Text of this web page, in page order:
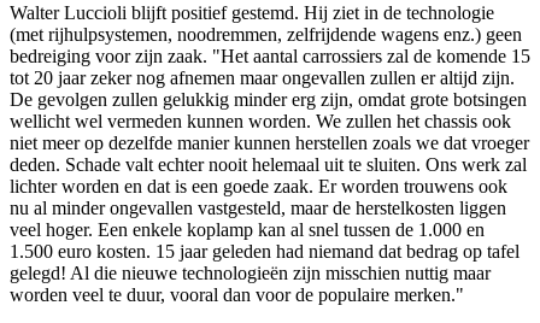
Walter Luccioli blijft positief gestemd. Hij ziet in de technologie
(met rijhulpsystemen, noodremmen, zelfrijdende wagens enz.) geen
bedreiging voor zijn zaak. "Het aantal carrossiers zal de komende 15
tot 20 jaar zeker nog afnemen maar ongevallen zullen er altijd zijn.
De gevolgen zullen gelukkig minder erg zijn, omdat grote botsingen
wellicht wel vermeden kunnen worden. We zullen het chassis ook
niet meer op dezelfde manier kunnen herstellen zoals we dat vroeger
deden. Schade valt echter nooit helemaal uit te sluiten. Ons werk zal
lichter worden en dat is een goede zaak. Er worden trouwens ook
nu al minder ongevallen vastgesteld, maar de herstelkosten liggen
veel hoger. Een enkele koplamp kan al snel tussen de 1.000 en
1.500 euro kosten. 15 jaar geleden had niemand dat bedrag op tafel
gelegd! Al die nieuwe technologieën zijn misschien nuttig maar
worden veel te duur, vooral dan voor de populaire merken."